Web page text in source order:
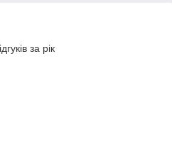
за рік